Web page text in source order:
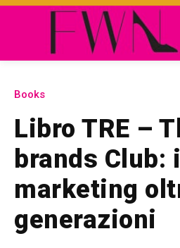
Books
Libro TRE –
brands Club: il
marketing
generazioni